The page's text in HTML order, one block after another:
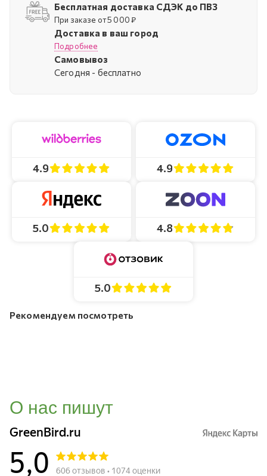
Бесплатная доставка СДЭК до ПВЗ
При заказе от 5 000 ₽
Доставка в ваш город
Подробнее
Самовывоз
Cегодня - бесплатно
4.9 4.9
5.0 4.8
5.0
Рекомендуем посмотреть
О нас пишут